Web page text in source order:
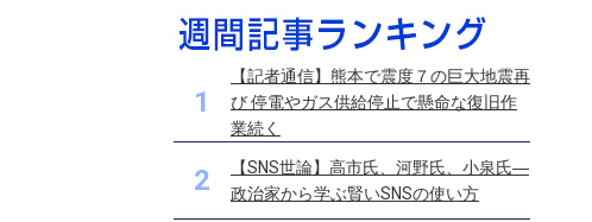
1
【記者通信】熊本で震度７の巨大地震再
び 停電やガス供給停止で懸命な復旧作
業続く
2
【SNS世論】高市氏、河野氏、小泉氏―
政治家から学ぶ賢いSNSの使い方